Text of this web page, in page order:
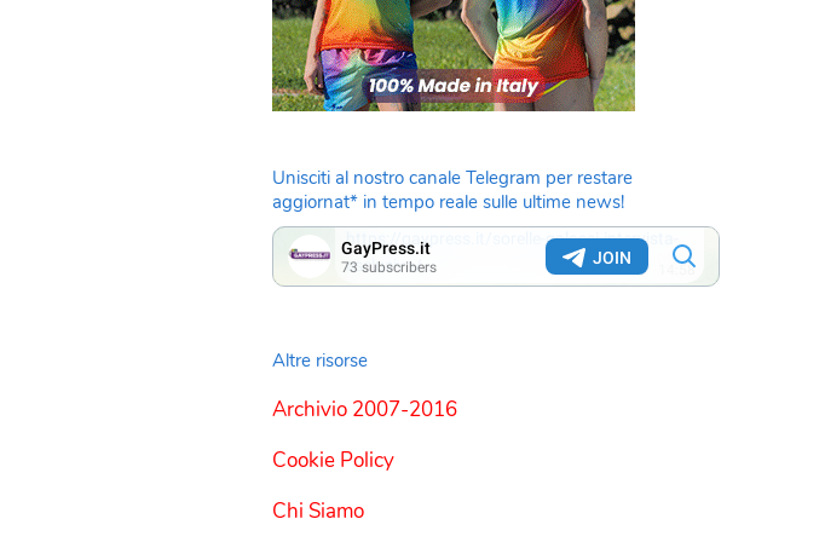
Unisciti al nostro canale Telegram per restare
aggiornat* in tempo reale sulle ultime news!
Altre risorse
Archivio 2007-2016
Cookie Policy
Chi Siamo